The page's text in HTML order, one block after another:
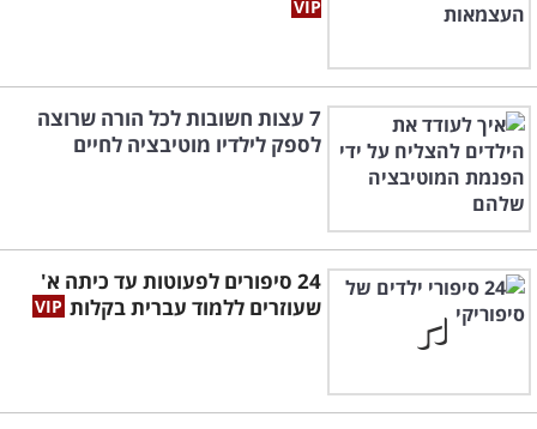
7 עצות חשובות לכל הורה שרוצה
לספק לילדיו מוטיבציה לחיים
24 סיפורים לפעוטות עד כיתה א'
שעוזרים ללמוד עברית בקלות